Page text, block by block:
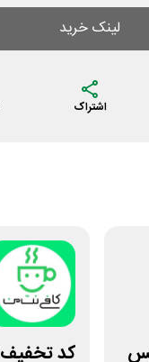
لینک خرید
اشتراک